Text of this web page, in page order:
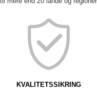
KVALITETSSIKRING